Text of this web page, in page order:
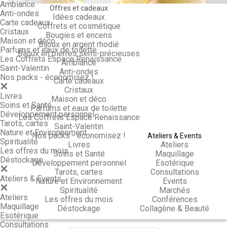
Ambiance
Anti-ondes
Carte cadeaux
Cristaux
Maison et déco
Parfums et eaux de toilette
Les Coffrets Espace Renaissance
Saint-Valentin
Nos packs - économisez !
Livres
Soins et Santé
Développement personnel
Tarots, cartes
Nature et Environnement
Spiritualité
Les offres du mois
Déstockage
Ateliers & Events
Ateliers
Maquillage
Esotérique
Consultations
Offres et cadeaux
Idées cadeaux
Coffrets et cosmétique
Bougies et encens
Bijoux en argent rhodié
Bijoux en pierres semi-précieuses
Ambiance
Anti-ondes
Carte cadeaux
Cristaux
Maison et déco
Parfums et eaux de toilette
Les Coffrets Espace Renaissance
Saint-Valentin
Nos packs - économisez !
Livres
Soins et Santé
Développement personnel
Tarots, cartes
Nature et Environnement
Spiritualité
Les offres du mois
Déstockage
Ateliers & Events
Ateliers
Maquillage
Esotérique
Consultations
Events
Marchés
Conférences
Collagène & Beauté